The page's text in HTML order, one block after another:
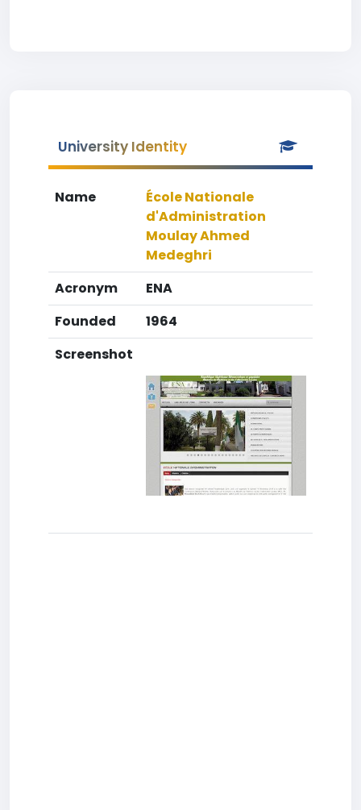
University Identity
Name
École Nationale
d'Administration
Moulay Ahmed
Medeghri
Acronym
ENA
Founded
1964
Screenshot